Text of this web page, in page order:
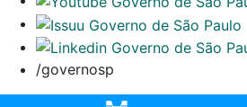
/governosp